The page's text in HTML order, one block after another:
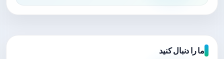
ما را دنبال کنید